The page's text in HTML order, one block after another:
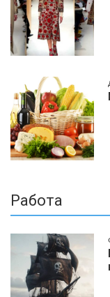
Работа